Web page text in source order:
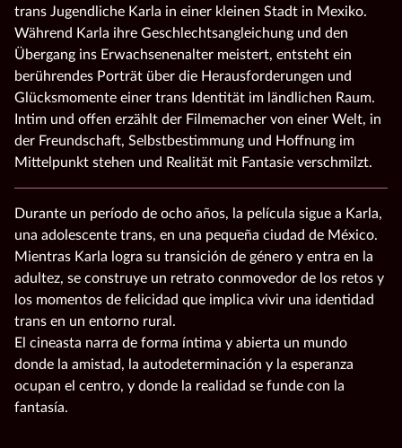
trans Jugendliche Karla in einer kleinen Stadt in Mexiko.
Während Karla ihre Geschlechtsangleichung und den
Übergang ins Erwachsenenalter meistert, entsteht ein
berührendes Porträt über die Herausforderungen und
Glücksmomente einer trans Identität im ländlichen Raum.
Intim und offen erzählt der Filmemacher von einer Welt, in
der Freundschaft, Selbstbestimmung und Hoffnung im
Mittelpunkt stehen und Realität mit Fantasie verschmilzt.
Durante un período de ocho años, la película sigue a Karla,
una adolescente trans, en una pequeña ciudad de México.
Mientras Karla logra su transición de género y entra en la
adultez, se construye un retrato conmovedor de los retos y
los momentos de felicidad que implica vivir una identidad
trans en un entorno rural.
El cineasta narra de forma íntima y abierta un mundo
donde la amistad, la autodeterminación y la esperanza
ocupan el centro, y donde la realidad se funde con la
fantasía.